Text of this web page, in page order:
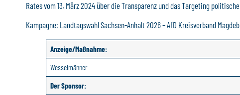
Rates vom 13. März 2024 über die Transparenz und das Targeting
Kampagne: Landtagswahl Sachsen-Anhalt 2026 – AfD Kreisverband
Anzeige/Maßnahme:
Wesselmänner
Der Sponsor: